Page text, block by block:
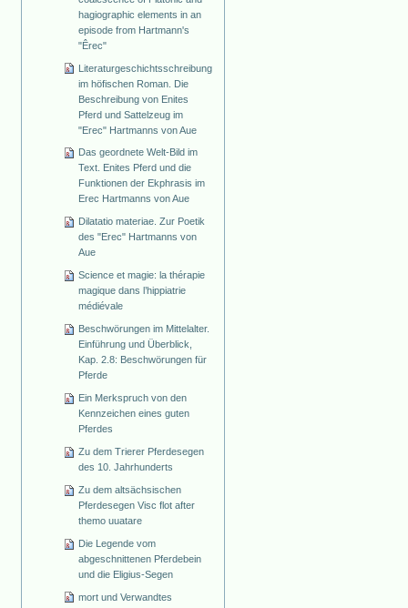
hagiographic elements in an
episode from Hartmann's
"Êrec"
Literaturgeschichtsschreibung
im höfischen Roman. Die
Beschreibung von Enites
Pferd und Sattelzeug im
"Erec" Hartmanns von Aue
Das geordnete Welt-Bild im
Text. Enites Pferd und die
Funktionen der Ekphrasis im
Erec Hartmanns von Aue
Dilatatio materiae. Zur Poetik
des "Erec" Hartmanns von
Aue
Science et magie: la thérapie
magique dans l’hippiatrie
médiévale
Beschwörungen im Mittelalter.
Einführung und Überblick,
Kap. 2.8: Beschwörungen für
Pferde
Ein Merkspruch von den
Kennzeichen eines guten
Pferdes
Zu dem Trierer Pferdesegen
des 10. Jahrhunderts
Zu dem altsächsischen
Pferdesegen Visc flot after
themo uuatare
Die Legende vom
abgeschnittenen Pferdebein
und die Eligius-Segen
mort und Verwandtes